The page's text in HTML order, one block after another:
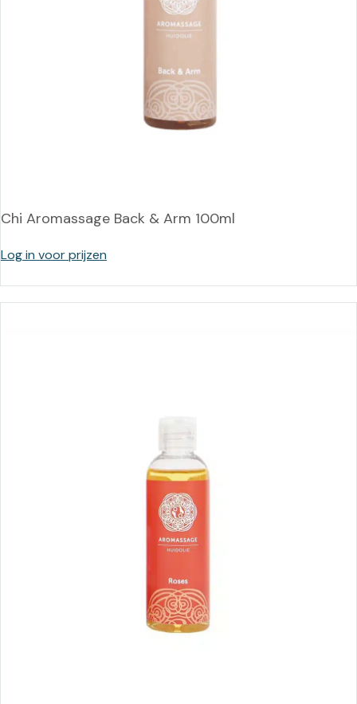
Chi Aromassage Back & Arm 100ml
Log in voor prijzen